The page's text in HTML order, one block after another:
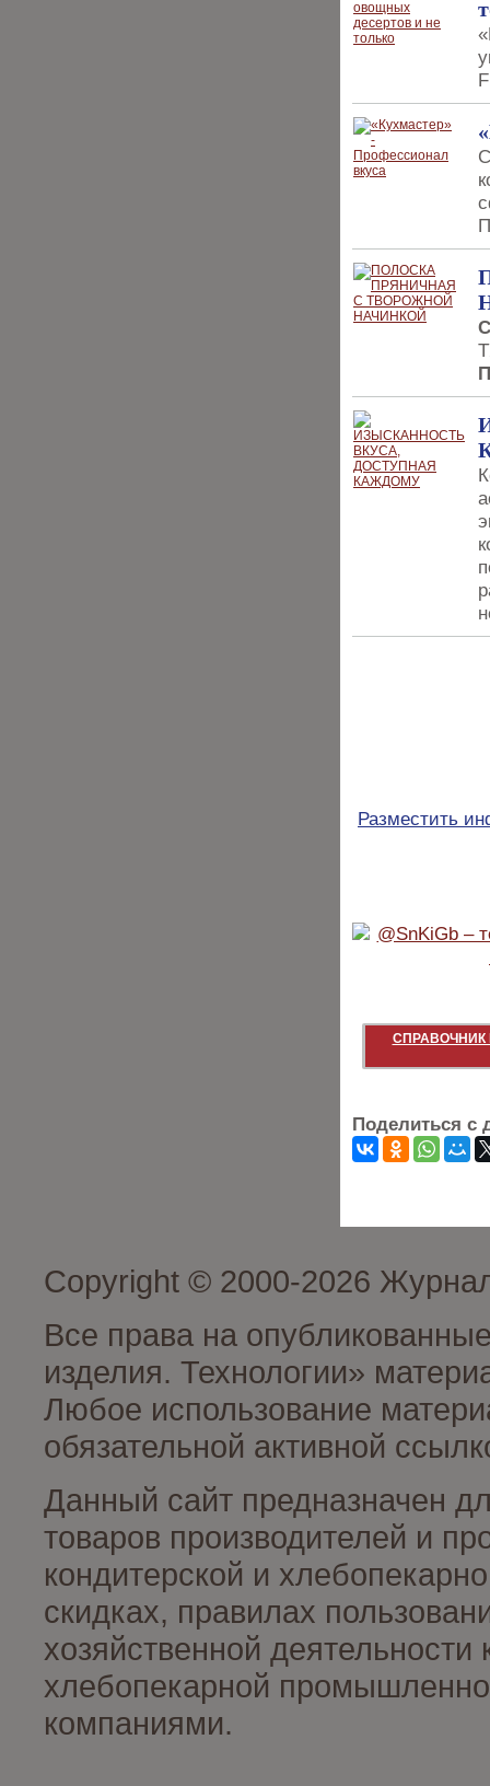
Разместить
СПРАВОЧНИК
Поделиться с
Copyright © 2000-2026
Все права на
изделия. Технологии»
Любое использование
обязательной активной
Данный сайт предназначен
товаров производителей и
кондитерской и
скидках, правилах
хозяйственной
хлебопекарной
компаниями.